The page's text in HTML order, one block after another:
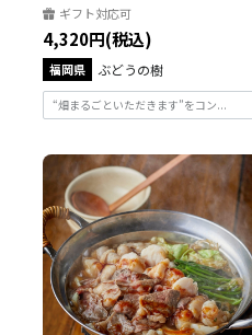
ギフト対応可
4,320円(税込)
福岡県 ぶどうの樹
“畑まるごといただきます”をコン...